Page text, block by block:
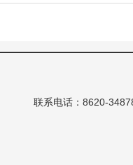
捷，响应迅速，大货生产周
联系电话：8620-